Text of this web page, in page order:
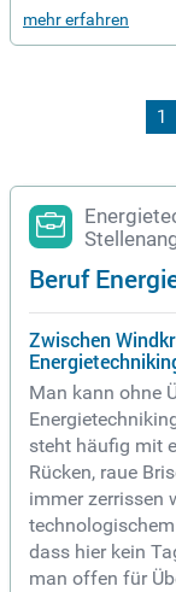
echnik.
mehr erfahren
1
Beruf
Zwischen
Man kann ohne
steht häufig mit
Rücken, raue
immer zerrissen
dass hier kein
man offen für